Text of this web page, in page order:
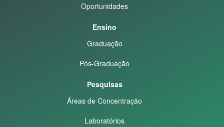
Oportunidades
Ensino
Graduação
Pós-Graduação
Pesquisas
Áreas de Concentração
Laboratórios